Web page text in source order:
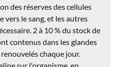
des réserves des cellules
vers le sang, et les autres
2 à 10 % du stock de
contenus dans les glandes
chaque jour.